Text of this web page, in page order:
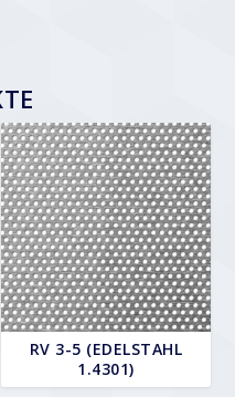
RV 3-5 (EDELSTAHL
1.4301)